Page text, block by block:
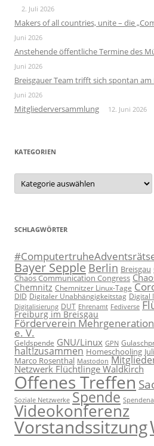
2. Juli 2026
Makers of all countries, unite – die
Juni 2026
Anstehende öffentliche Termine des
Juni 2026
Breisgauer Team trifft sich spontan
Juni 2026
Mitgliederversammlung 12. Juni 2026
KATEGORIEN
Kategorien
SCHLAGWÖRTER
Bayer Sepple Berlin Breisgau
Chaos Communication Congress
Chemnitz Chemnitzer Linux-Tage
DID Digitaler Unabhängigkeitstag Digital
Digitalisierung DUT Ehrenamt Fediverse
Freiburg im Breisgau
Förderverein
e. V.
Geldspende GNU/Linux GPN
halt!zusammen Homeschooling
Marco Rosenthal Mastodon
Netzwerk Flüchtlinge Waldkirch
Offenes Treffen
Soziale Netzwerke Spende
Videokonferenz
Vorstandssitzung